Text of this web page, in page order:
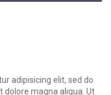
adipisicing elit, sed do
dolore magna aliqua. Ut